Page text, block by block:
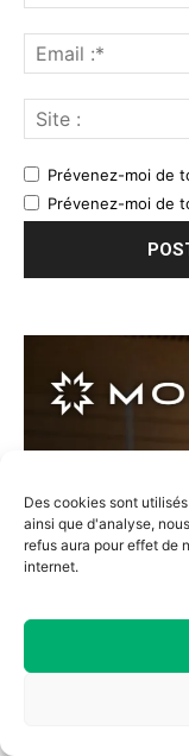
Des cookies sont
ainsi que d'analyse,
refus aura pour effet de
internet.
Prévenez-moi de
Prévenez-moi de